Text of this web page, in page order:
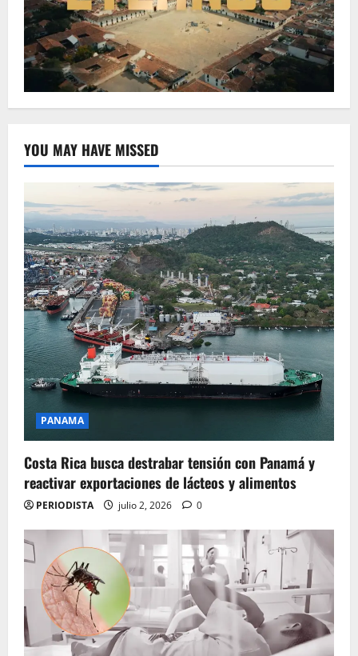
YOU MAY HAVE MISSED
PANAMA
Costa Rica busca destrabar tensión con Panamá y
reactivar exportaciones de lácteos y alimentos
PERIODISTA julio 2, 2026 0